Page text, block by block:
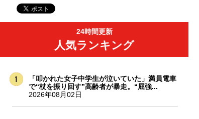
24時間更新
人気ランキング
「叩かれた女子中学生が泣いていた」満員電車
で“杖を振り回す”高齢者が暴走。“屈強...
2026年08月02日